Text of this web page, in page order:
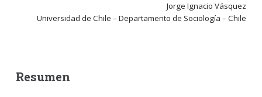
Jorge Ignacio Vásquez
Universidad de Chile – Departamento de Sociología – Chile
Resumen